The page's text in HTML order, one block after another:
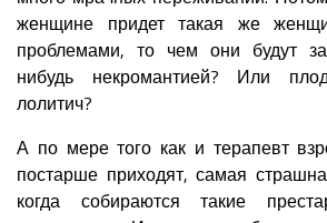
женщине придет такая же
проблемами, то чем они будут
нибудь некромантией? Или
лолитич?
А по мере того как и терапевт
постарше приходят, самая
когда собираются такие